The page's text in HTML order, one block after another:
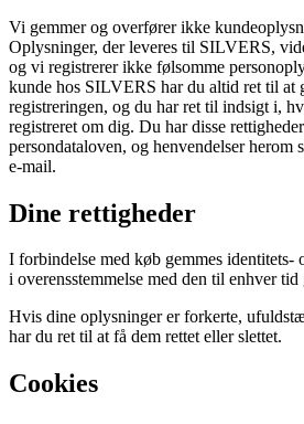
Vi gemmer og overfører ikke
Oplysninger, der leveres til SILVERS,
og vi registrerer ikke følsomme
kunde hos SILVERS har du altid ret til at
registreringen, og du har ret til indsigt i,
registreret om dig. Du har disse
persondataloven, og henvendelser
e-mail.
Dine rettigheder
I forbindelse med køb gemmes identitets-
i overensstemmelse med den til enhver
Hvis dine oplysninger er forkerte,
har du ret til at få dem rettet eller slettet.
Cookies